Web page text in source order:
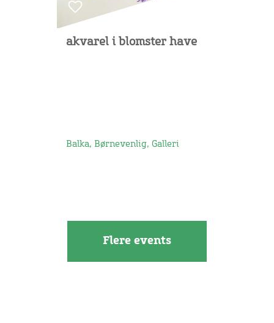
akvarel i blomster have
Balka, Børnevenlig, Galleri
Flere events